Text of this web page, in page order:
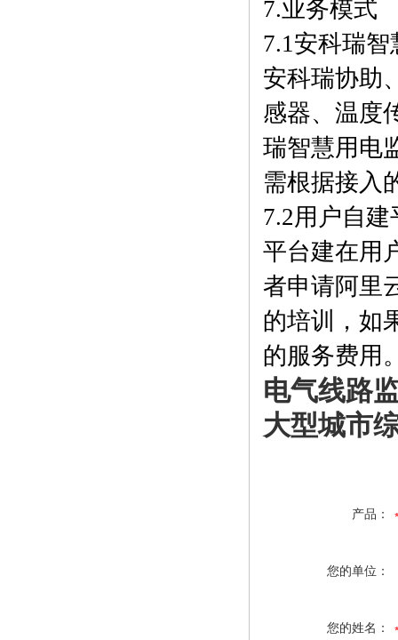
7.业务模式
7.1安科瑞
安科瑞协助
感器、温度
瑞智慧用电
需根据接入
7.2用户自建
平台建在用
者申请阿里
的培训，如
的服务费用
电气线路
大型城市
产品：
您的单位：
您的姓名：